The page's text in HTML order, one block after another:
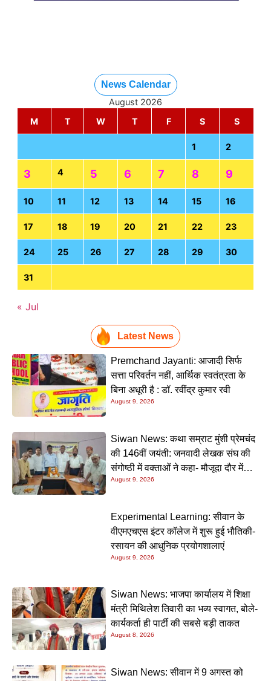
News Calendar
August 2026
M
T W T F S S
1 2
3 4 5 6 7 8 9
10 11 12 13 14 15 16
17 18 19 20 21 22 23
24 25 26 27 28 29 30
31
« Jul
Latest News
Premchand Jayanti: आजादी सिर्फ
सत्ता परिवर्तन नहीं, आर्थिक स्वतंत्रता के
बिना अधूरी है : डॉ. रवींद्र कुमार रवी
August 9, 2026
Siwan News: कथा सम्राट मुंशी प्रेमचंद
की 146वीं जयंती: जनवादी लेखक संघ की
संगोष्ठी में वक्ताओं ने कहा- मौजूदा दौर में
प्रेमचंद की रचनाएं और अधिक प्रासंगिक
August 9, 2026
Experimental Learning: सीवान के
वीएमएचएस इंटर कॉलेज में शुरू हुई भौतिकी-
रसायन की आधुनिक प्रयोगशालाएं
August 9, 2026
Siwan News: भाजपा कार्यालय में शिक्षा
मंत्री मिथिलेश तिवारी का भव्य स्वागत, बोले-
कार्यकर्ता ही पार्टी की सबसे बड़ी ताकत
August 8, 2026
Siwan News: सीवान में 9 अगस्त को